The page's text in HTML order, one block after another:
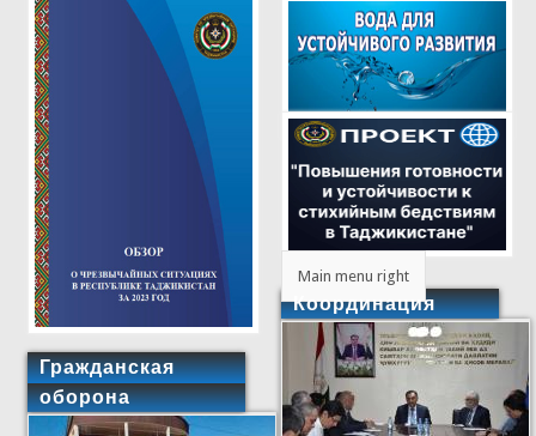
Гражданская
оборона
Main menu right
Координация